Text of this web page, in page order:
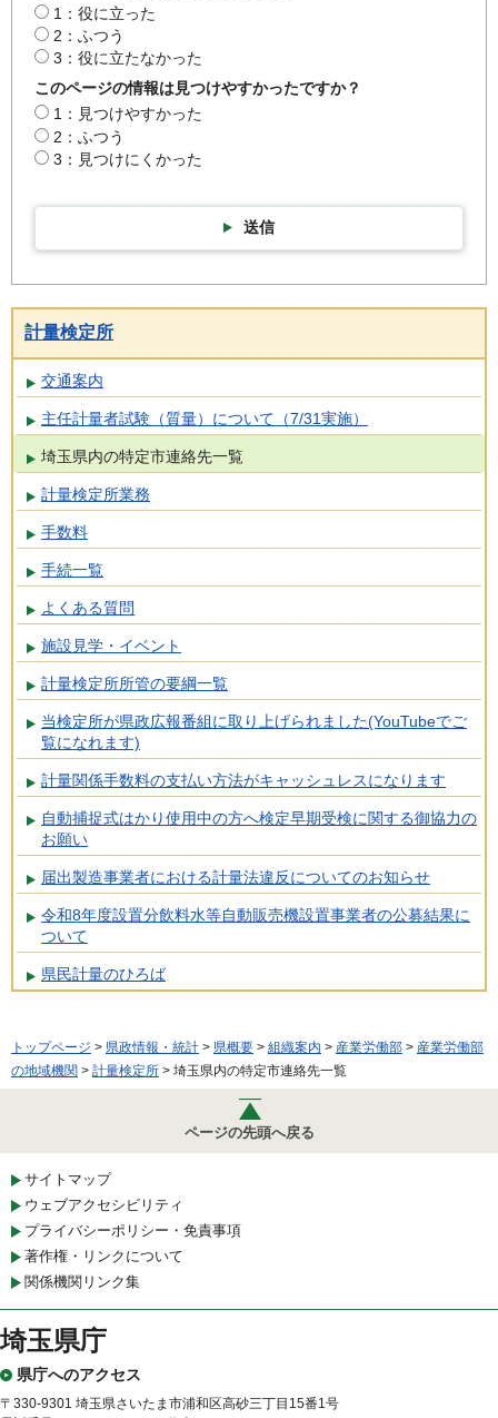
1：役に立った
2：ふつう
3：役に立たなかった
このページの情報は見つけやすかったですか？
1：見つけやすかった
2：ふつう
3：見つけにくかった
送信
計量検定所
交通案内
主任計量者試験（質量）について（7/31実施）
埼玉県内の特定市連絡先一覧
計量検定所業務
手数料
手続一覧
よくある質問
施設見学・イベント
計量検定所所管の要綱一覧
当検定所が県政広報番組に取り上げられました(YouTubeでご
覧になれます)
計量関係手数料の支払い方法がキャッシュレスになります
自動捕捉式はかり使用中の方へ検定早期受検に関する御協力の
お願い
届出製造事業者における計量法違反についてのお知らせ
令和8年度設置分飲料水等自動販売機設置事業者の公募結果に
ついて
県民計量のひろば
トップページ > 県政情報・統計 > 県概要 > 組織案内 > 産業労働部 > 産業労働部
の地域機関 > 計量検定所 > 埼玉県内の特定市連絡先一覧
ページの先頭へ戻る
サイトマップ
ウェブアクセシビリティ
プライバシーポリシー・免責事項
著作権・リンクについて
関係機関リンク集
埼玉県庁
県庁へのアクセス
〒330-9301 埼玉県さいたま市浦和区高砂三丁目15番1号